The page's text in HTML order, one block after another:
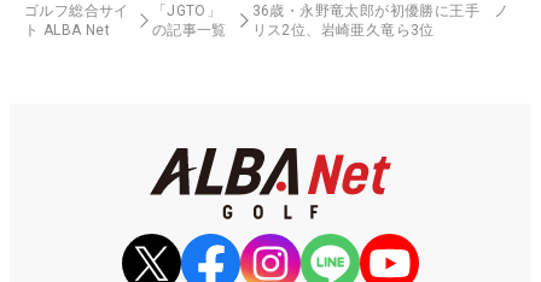
ゴルフ総合サイ
ト ALBA Net
「JGTO」
の記事一覧
36歳・永野竜太郎が初優勝に王手 ノ
リス2位、岩崎亜久竜ら3位